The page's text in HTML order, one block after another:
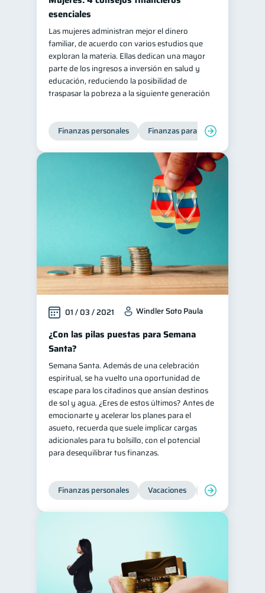
esenciales
Las mujeres administran mejor el dinero
familiar, de acuerdo con varios estudios que
exploran la materia. Ellas dedican una mayor
parte de los ingresos a inversión en salud y
educación, reduciendo la posibilidad de
traspasar la pobreza a la siguiente generación
Finanzas personales Finanzas para mujeres
01 / 03 / 2021 Windler Soto Paula
¿Con las pilas puestas para Semana
Santa?
Semana Santa. Además de una celebración
espiritual, se ha vuelto una oportunidad de
escape para los citadinos que ansían destinos
de sol y agua. ¿Eres de estos últimos? Antes de
emocionarte y acelerar los planes para el
asueto, recuerda que suele implicar cargas
adicionales para tu bolsillo, con el potencial
para desequilibrar tus finanzas.
Finanzas personales Vacaciones Organización